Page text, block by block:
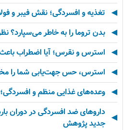
تغذیه و افسردگی؛ نقش فیبر و
بدن تروما را به خاطر می‌سپارد؟
استرس و نقرس؛ آیا اضطراب
استرس، حس جهت‌یابی شما را
وعده‌های غذایی منظم و
داروهای ضد افسردگی در دوران
جدید پژوهش